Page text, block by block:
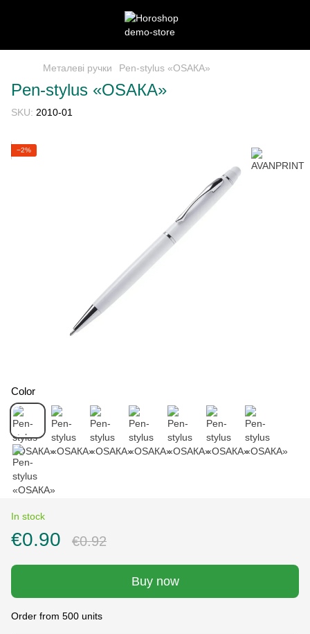
Металеві ручки Pen-stylus «OSАКА»
Pen-stylus «OSАКА»
SKU: 2010-01
−2%
Color
In stock
€0.90 €0.92
Buy now
Order from 500 units